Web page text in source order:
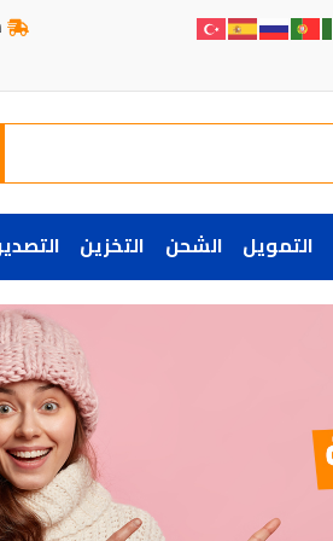
التمويل الشحن التخزين